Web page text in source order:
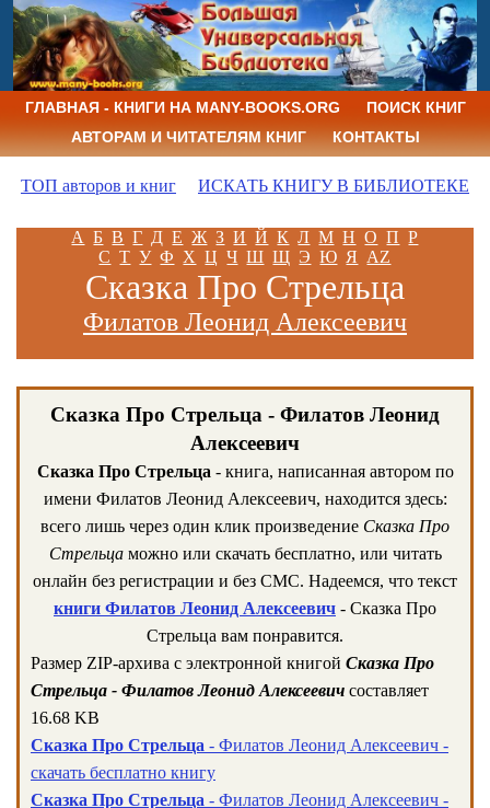
ГЛАВНАЯ - КНИГИ НА MANY-BOOKS.ORG
ПОИСК КНИГ
АВТОРАМ И ЧИТАТЕЛЯМ КНИГ
КОНТАКТЫ
ТОП авторов и книг ИСКАТЬ КНИГУ В БИБЛИОТЕКЕ
А Б В Г Д Е Ж З И Й К Л М Н О П Р
С Т У Ф Х Ц Ч Ш Щ Э Ю Я AZ
Сказка Про Стрельца
Филатов Леонид Алексеевич
Сказка Про Стрельца - Филатов Леонид
Алексеевич
Сказка Про Стрельца - книга, написанная автором по
имени Филатов Леонид Алексеевич, находится здесь:
всего лишь через один клик произведение Сказка Про
Стрельцаможно или скачать бесплатно, или читать
онлайн без регистрации и без СМС. Надеемся, что текст
книги Филатов Леонид Алексеевич - Сказка Про
Стрельца вам понравится.
Размер ZIP-архива c электронной книгой Сказка Про
Стрельца - Филатов Леонид Алексеевич составляет
16.68 KB
Сказка Про Стрельца - Филатов Леонид Алексеевич -
скачать бесплатно книгу
Сказка Про Стрельца - Филатов Леонид Алексеевич -